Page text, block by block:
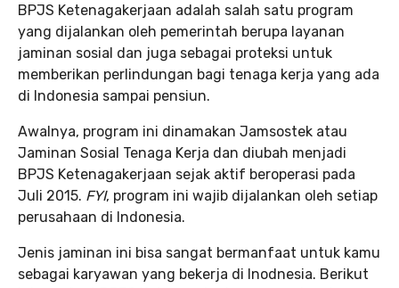
BPJS Ketenagakerjaan adalah salah satu program
yang dijalankan oleh pemerintah berupa layanan
jaminan sosial dan juga sebagai proteksi untuk
memberikan perlindungan bagi tenaga kerja yang ada
di Indonesia sampai pensiun.
Awalnya, program ini dinamakan Jamsostek atau
Jaminan Sosial Tenaga Kerja dan diubah menjadi
BPJS Ketenagakerjaan sejak aktif beroperasi pada
Juli 2015. FYI, program ini wajib dijalankan oleh setiap
perusahaan di Indonesia.
Jenis jaminan ini bisa sangat bermanfaat untuk kamu
sebagai karyawan yang bekerja di Inodnesia. Berikut